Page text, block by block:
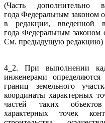
(Часть
года Федеральным законом
в редакции, введенной
года Федеральным
См. предыдущую редакцию)
4_2. При выполнении
инженерами
границ земельного
координаты характерных
частей таких
характерных точек